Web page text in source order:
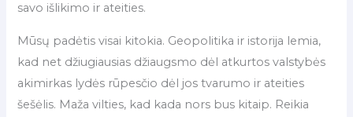
savo išlikimo ir ateities.
Mūsų padėtis visai kitokia. Geopolitika ir istorija lemia,
kad net džiugiausias džiaugsmo dėl atkurtos valstybės
akimirkas lydės rūpesčio dėl jos tvarumo ir ateities
šešėlis. Maža vilties, kad kada nors bus kitaip. Reikia